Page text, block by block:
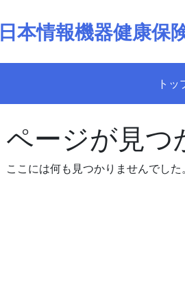
日本情報機器健康保
トッ
ページが見つ
ここには何も見つかりませんでした。